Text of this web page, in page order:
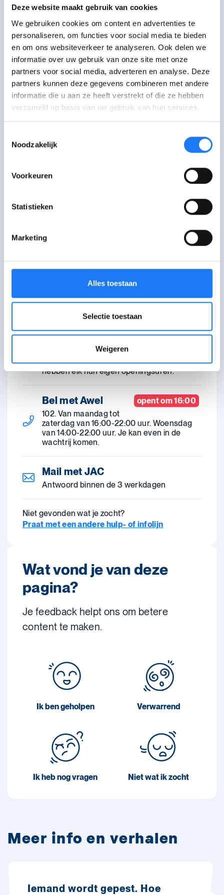
Deze website maakt gebruik van cookies
We gebruiken cookies om content en advertenties te
personaliseren, om functies voor social media te bieden
en om ons websiteverkeer te analyseren. Ook delen we
informatie over uw gebruik van onze site met onze
partners voor social media, adverteren en analyse. Deze
partners kunnen deze gegevens combineren met andere
informatie die u aan ze heeft verstrekt of die ze hebben
verzameld op basis van uw gebruik van hun services.
Noodzakelijk
Voorkeuren
Statistieken
Marketing
Alles toestaan
Selectie toestaan
Weigeren
Wat kan je doen tegen
pesten?
Als je gepest wordt
Als je ziet pesten
Als je zelf pest
De laatste controle van deze pagina was op 8 juli
Praat erover
jongeren of reageer op het verhaal van
Chat met CLB
donderdag 17:00-21:00 uur. Woensdag
maandag-donderdag 14:00-21:00 uur.
Ga langs bij OverKop
Vind een OverKop-huis in jouw buurt. Ze
hebben elk hun eigen openingsuren.
opent om 16:00
Bel met Awel
102. Van maandag tot
zaterdag van 16:00-22:00 uur. Woensdag
van 14:00-22:00 uur. Je kan even in de
wachtrij komen.
Mail met JAC
Antwoord binnen de 3 werkdagen
Niet gevonden wat je zocht?
Praat met een andere hulp- of infolijn
Wat vond je van deze
pagina?
Je feedback helpt ons om betere
content te maken.
Ik ben geholpen Verwarrend
Ik heb nog vragen Niet wat ik zocht
Meer info en verhalen
Iemand wordt gepest. Hoe